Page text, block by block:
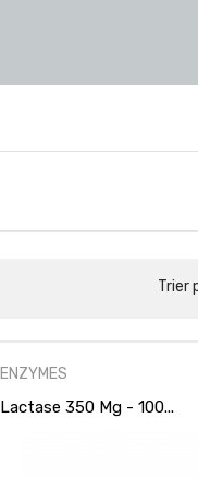
Trier
ENZYMES
Lactase 350 Mg - 100...